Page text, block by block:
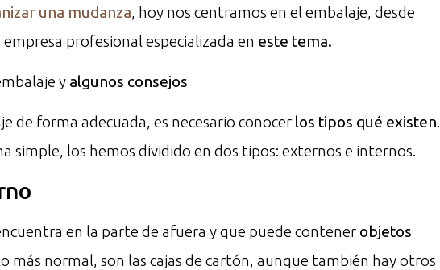
una mudanza, hoy nos centramos en el embalaje, desde
profesional especializada en este tema.
y algunos consejos
de forma adecuada, es necesario conocer los tipos qué existen.
simple, los hemos dividido en dos tipos: externos e internos.
en la parte de afuera y que puede contener objetos
más normal, son las cajas de cartón, aunque también hay otros